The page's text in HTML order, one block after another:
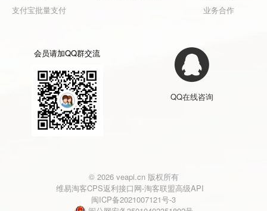
支付宝批量支付
业务合作
会员请加QQ群交流
QQ在线咨询
© 2026 veapi.cn 版权所有
维易淘客CPS返利接口网-淘客联盟高级API
闽ICP备2021007121号-3